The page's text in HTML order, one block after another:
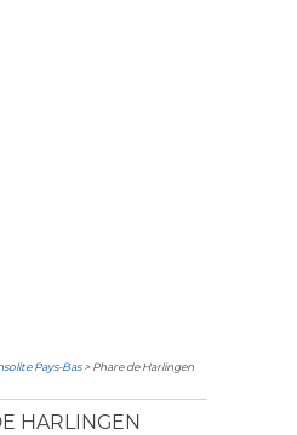
Pays-Bas> Phare de Harlingen
HARLINGEN